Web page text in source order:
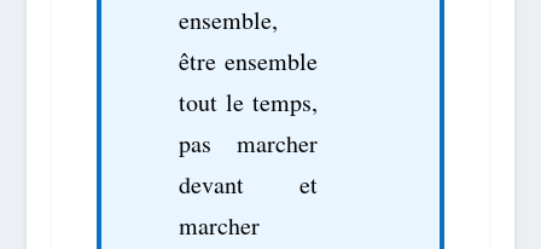
ensemble,
être ensemble
tout le temps,
pas marcher
devant et
marcher